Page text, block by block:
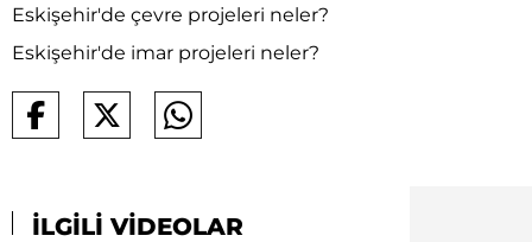
Eskişehir'de çevre projeleri neler?
Eskişehir'de imar projeleri neler?
İLGİLİ VİDEOLAR